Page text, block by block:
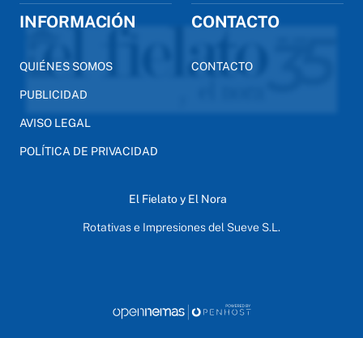
INFORMACIÓN
QUIÉNES SOMOS
PUBLICIDAD
AVISO LEGAL
POLÍTICA DE PRIVACIDAD
CONTACTO
CONTACTO
El Fielato y El Nora
Rotativas e Impresiones del Sueve S.L.